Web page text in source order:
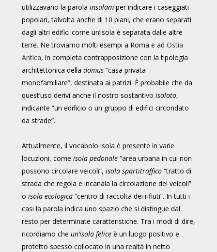
utilizzavano la parola insulamper indicare i caseggiati
popolari, talvolta anche di 10 piani, che erano separati
dagli altri edifici come un’isola è separata dalle altre
terre. Ne troviamo molti esempi a Roma e ad Ostia
Antica, in completa contrapposizione con la tipologia
architettonica della domus“casa privata
monofamiliare”, destinata ai patrizi. È probabile che da
quest’uso derivi anche il nostro sostantivo isolato,
indicante “un edificio o un gruppo di edifici circondato
da strade”.
Attualmente, il vocabolo isola è presente in varie
locuzioni, come isola pedonale“area urbana in cui non
possono circolare veicoli”, isola spartitraffico“tratto di
strada che regola e incanala la circolazione dei veicoli”
o isola ecologica“centro di raccolta dei rifiuti”. In tutti i
casi la parola indica uno spazio che si distingue dal
resto per determinate caratteristiche. Tra i modi di dire,
ricordiamo che un’isola feliceè un luogo positivo e
protetto spesso collocato in una realtà in netto